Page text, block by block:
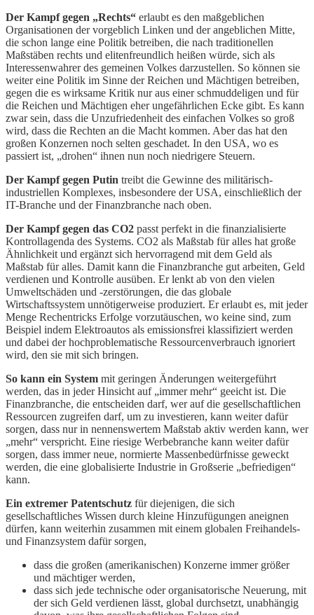
Der Kampf gegen „Rechts“ erlaubt es den maßgeblichen
Organisationen der vorgeblich Linken und der angeblichen Mitte,
die schon lange eine Politik betreiben, die nach traditionellen
Maßstäben rechts und elitenfreundlich heißen würde, sich als
Interessenwahrer des gemeinen Volkes darzustellen. So können sie
weiter eine Politik im Sinne der Reichen und Mächtigen betreiben,
gegen die es wirksame Kritik nur aus einer schmuddeligen und für
die Reichen und Mächtigen eher ungefährlichen Ecke gibt. Es kann
zwar sein, dass die Unzufriedenheit des einfachen Volkes so groß
wird, dass die Rechten an die Macht kommen. Aber das hat den
großen Konzernen noch selten geschadet. In den USA, wo es
passiert ist, „drohen“ ihnen nun noch niedrigere Steuern.
Der Kampf gegen Putin treibt die Gewinne des militärisch-
industriellen Komplexes, insbesondere der USA, einschließlich der
IT-Branche und der Finanzbranche nach oben.
Der Kampf gegen das CO2 passt perfekt in die finanzialisierte
Kontrollagenda des Systems. CO2 als Maßstab für alles hat große
Ähnlichkeit und ergänzt sich hervorragend mit dem Geld als
Maßstab für alles. Damit kann die Finanzbranche gut arbeiten, Geld
verdienen und Kontrolle ausüben. Er lenkt ab von den vielen
Umweltschäden und -zerstörungen, die das globale
Wirtschaftssystem unnötigerweise produziert. Er erlaubt es, mit jeder
Menge Rechentricks Erfolge vorzutäuschen, wo keine sind, zum
Beispiel indem Elektroautos als emissionsfrei klassifiziert werden
und dabei der hochproblematische Ressourcenverbrauch ignoriert
wird, den sie mit sich bringen.
So kann ein System mit geringen Änderungen weitergeführt
werden, das in jeder Hinsicht auf „immer mehr“ geeicht ist. Die
Finanzbranche, die entscheiden darf, wer auf die gesellschaftlichen
Ressourcen zugreifen darf, um zu investieren, kann weiter dafür
sorgen, dass nur in nennenswertem Maßstab aktiv werden kann, wer
„mehr“ verspricht. Eine riesige Werbebranche kann weiter dafür
sorgen, dass immer neue, normierte Massenbedürfnisse geweckt
werden, die eine globalisierte Industrie in Großserie „befriedigen“
kann.
Ein extremer Patentschutz für diejenigen, die sich
gesellschaftliches Wissen durch kleine Hinzufügungen aneignen
dürfen, kann weiterhin zusammen mit einem globalen Freihandels-
und Finanzsystem dafür sorgen,
dass die großen (amerikanischen) Konzerne immer größer
und mächtiger werden,
dass sich jede technische oder organisatorische Neuerung, mit
der sich Geld verdienen lässt, global durchsetzt, unabhängig